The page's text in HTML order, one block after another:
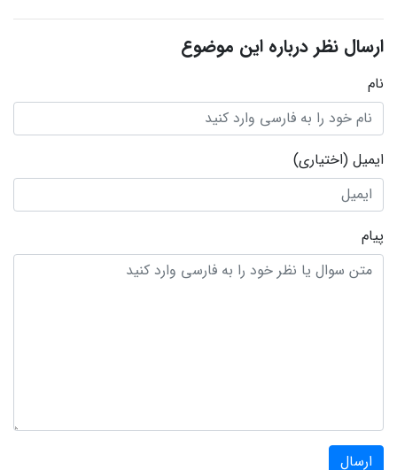
ارسال نظر درباره این موضوع
نام
ایمیل (اختیاری)
پیام
ارسال